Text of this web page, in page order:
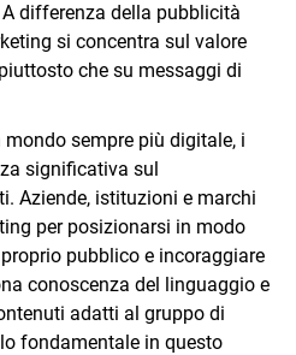
differenza della pubblicità
si concentra sul valore
che su messaggi di
sempre più digitale, i
significativa sul
Aziende, istituzioni e marchi
per posizionarsi in modo
pubblico e incoraggiare
conoscenza del linguaggio e
adatti al gruppo di
fondamentale in questo